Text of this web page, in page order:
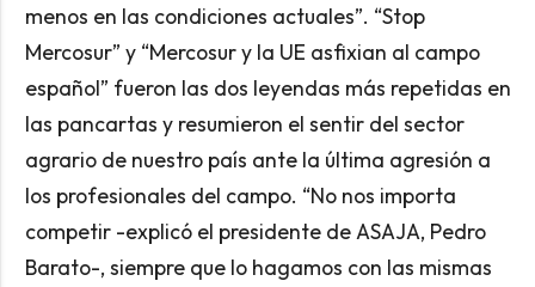
menos en las condiciones actuales”. “Stop
Mercosur” y “Mercosur y la UE asfixian al campo
español” fueron las dos leyendas más repetidas en
las pancartas y resumieron el sentir del sector
agrario de nuestro país ante la última agresión a
los profesionales del campo. “No nos importa
competir -explicó el presidente de ASAJA, Pedro
Barato-, siempre que lo hagamos con las mismas